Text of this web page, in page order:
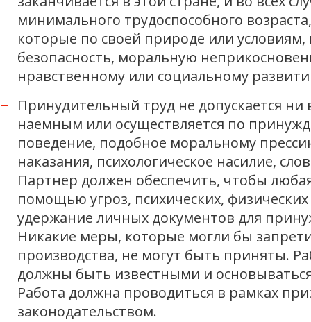
минимального трудоспособного
которые по своей природе или
безопасность, моральную
нравственному или социальному
Принудительный труд не допускается
наемным или осуществляется по
поведение, подобное моральному
наказания, психологическое насилие,
Партнер должен обеспечить, чтобы
помощью угроз, психических,
удержание личных документов для
Никакие меры, которые могли бы
производства, не могут быть приняты.
должны быть известными и
Работа должна проводиться в рамках
законодательством.